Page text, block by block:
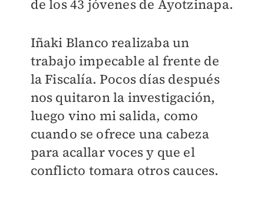
de los 43 jóvenes de Ayotzinapa.
Iñaki Blanco realizaba un
trabajo impecable al frente de
la Fiscalía. Pocos días después
nos quitaron la investigación,
luego vino mi salida, como
cuando se ofrece una cabeza
para acallar voces y que el
conflicto tomara otros cauces.